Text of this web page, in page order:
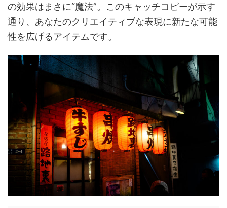
の効果はまさに“魔法”。このキャッチコピーが示す
通り、あなたのクリエイティブな表現に新たな可能
性を広げるアイテムです。